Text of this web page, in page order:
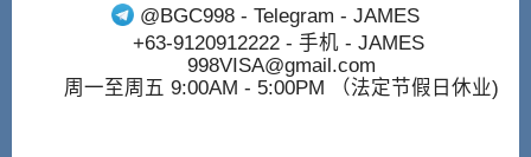
@BGC998 - Telegram - JAMES
+63-9120912222- 手机 - JAMES
998VISA@gmail.com
周一至周五 9:00AM - 5:00PM （法定节假日休业)